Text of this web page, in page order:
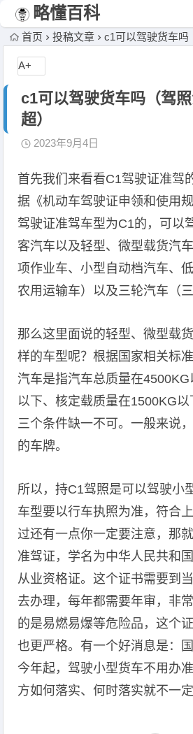
略懂百科
首页 投稿文章 c1可以驾驶货车吗
c1可以驾驶货车吗（驾
超）
2023年9月4日
首先我们来看看C1驾驶证准驾
据《机动车驾驶证申领和使用
驾驶证准驾车型为C1的，可以
客汽车以及轻型、微型载货汽
项作业车、小型自动档汽车、
农用运输车）以及三轮汽车（
那么这里面说的轻型、微型载
样的车型呢？根据国家相关标
汽车是指汽车总质量在
以下、核定载质量在1500KG
三个条件缺一不可。一般来说
的车牌。
所以，持C1驾照是可以驾驶小
车型要以行车执照为准，符合
过还有一点你一定要注意，那
准驾证，学名为中华人民共和
从业资格证。这个证书需要到
去办理，每年都需要年审，非
的是易燃易爆等危险品，这个
也更严格。有一个好消息是：
今年起，驾驶小型货车不用办
方如何落实、何时落实就不一定
A+